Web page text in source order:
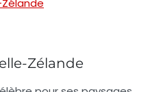
Zélande